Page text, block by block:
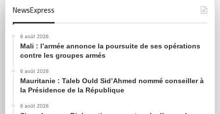
NewsExpress
6 août 2026
Mali : l’armée annonce la poursuite de ses opérations
contre les groupes armés
6 août 2026
Mauritanie : Taleb Ould Sid’Ahmed nommé conseiller à
la Présidence de la République
6 août 2026